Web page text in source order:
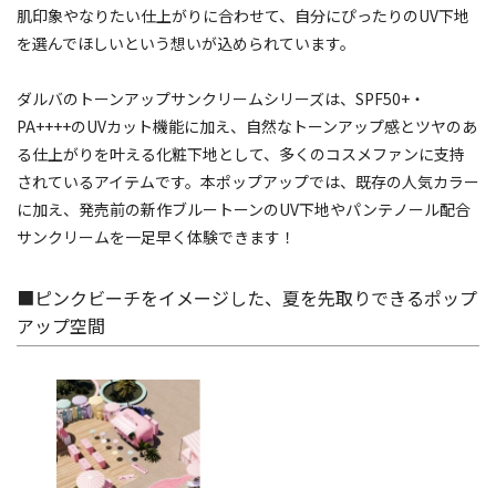
肌印象やなりたい仕上がりに合わせて、自分にぴったりのUV下地
を選んでほしいという想いが込められています。
ダルバのトーンアップサンクリームシリーズは、SPF50+・
PA++++のUVカット機能に加え、自然なトーンアップ感とツヤのあ
る仕上がりを叶える化粧下地として、多くのコスメファンに支持
されているアイテムです。本ポップアップでは、既存の人気カラー
に加え、発売前の新作ブルートーンのUV下地やパンテノール配合
サンクリームを一足早く体験できます！
■ピンクビーチをイメージした、夏を先取りできるポップ
アップ空間